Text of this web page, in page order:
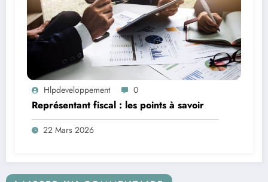
Hlpdeveloppement 0
Représentant fiscal : les points à savoir
22 Mars 2026